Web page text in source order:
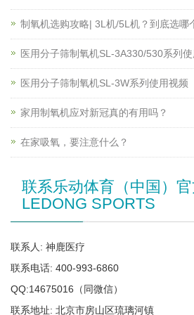
制氧机选购攻略| 3L机/5L机？到底选哪
医用分子筛制氧机SL-3A330/530系列
医用分子筛制氧机SL-3W系列使用视频
家用制氧机应对新冠真的有用吗？
在家吸氧，要注意什么？
联系乐动体育（中国）
LEDONG SPORTS
联系人: 神鹿医疗
联系电话: 400-993-6860
QQ:14675016（同微信）
联系地址: 北京市房山区琉璃河镇